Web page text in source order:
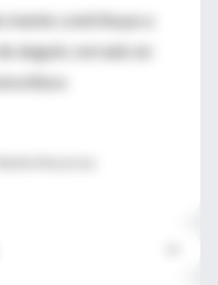
mente contribuye a
ángulo cerrado en